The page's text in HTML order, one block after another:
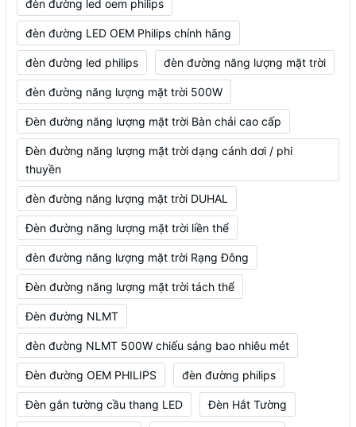
đèn đường led oem philips
đèn đường LED OEM Philips chính hãng
đèn đường led philips đèn đường năng lượng mặt trời
đèn đường năng lượng mặt trời 500W
Đèn đường năng lượng mặt trời Bàn chải cao cấp
Đèn đường năng lượng mặt trời dạng cánh dơi / phi
thuyền
đèn đường năng lượng mặt trời DUHAL
Đèn đường năng lượng mặt trời liền thể
đèn đường năng lượng mặt trời Rạng Đông
Đèn đường năng lượng mặt trời tách thể
Đèn đường NLMT
đèn đường NLMT 500W chiếu sáng bao nhiêu mét
Đèn đường OEM PHILIPS đèn đường philips
Đèn gắn tường cầu thang LED Đèn Hắt Tường